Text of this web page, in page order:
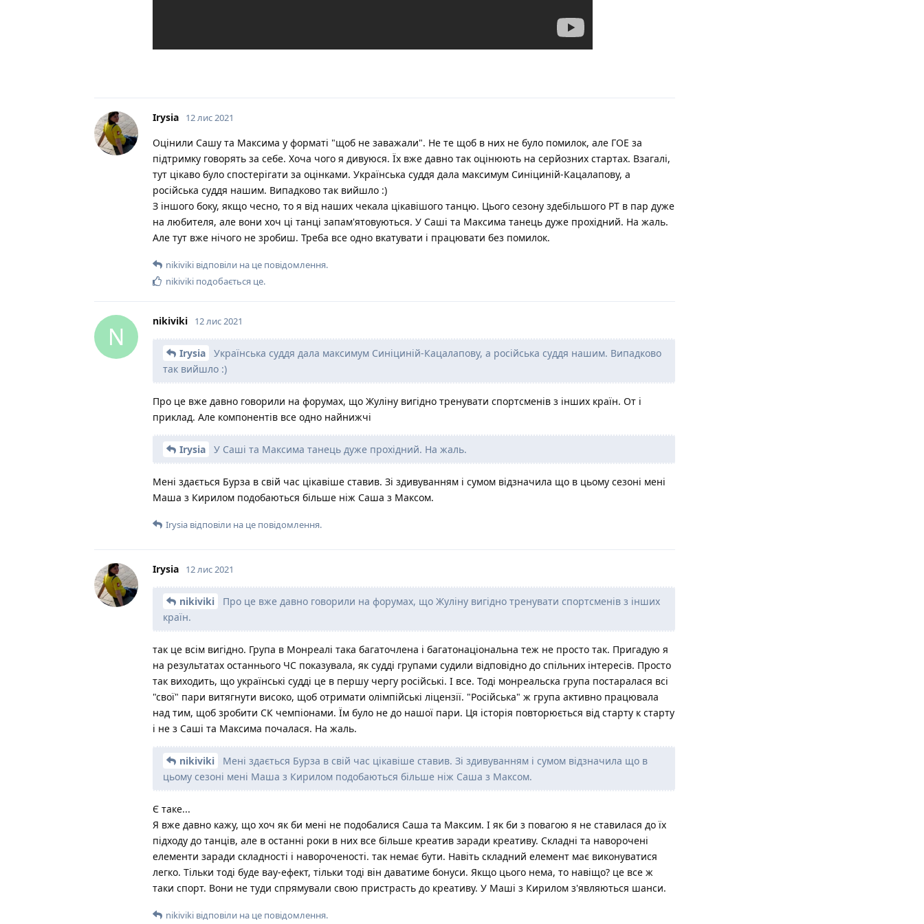
Irysia 12 лис 2021
Оцінили Сашу та Максима у форматі "щоб не заважали". Не те щоб в них не було помилок, але ГОЕ за
підтримку говорять за себе. Хоча чого я дивуюся. Їх вже давно так оцінюють на серйозних стартах. Взагалі,
тут цікаво було спостерігати за оцінками. Українська суддя дала максимум Синіциній-Кацалапову, а
російська суддя нашим. Випадково так вийшло :)
З іншого боку, якщо чесно, то я від наших чекала цікавішого танцю. Цього сезону здебільшого РТ в пар дуже
на любителя, але вони хоч ці танці запам'ятовуються. У Саші та Максима танець дуже прохідний. На жаль.
Але тут вже нічого не зробиш. Треба все одно вкатувати і працювати без помилок.
nikiviki відповіли на це повідомлення.
nikiviki подобається це.
N
nikiviki 12 лис 2021
Irysia
Українська суддя дала максимум Синіциній-Кацалапову, а російська суддя нашим. Випадково
так вийшло :)
Про це вже давно говорили на форумах, що Жуліну вигідно тренувати спортсменів з інших країн. От і
приклад. Але компонентів все одно найнижчі
Irysia У Саші та Максима танець дуже прохідний. На жаль.
Мені здається Бурза в свій час цікавіше ставив. Зі здивуванням і сумом відзначила що в цьому сезоні мені
Маша з Кирилом подобаються більше ніж Саша з Максом.
Irysia відповіли на це повідомлення.
Irysia 12 лис 2021
nikiviki
Про це вже давно говорили на форумах, що Жуліну вигідно тренувати спортсменів з інших
країн.
так це всім вигідно. Група в Монреалі така багаточлена і багатонаціональна теж не просто так. Пригадую я
на результатах останнього ЧС показувала, як судді групами судили відповідно до спільних інтересів. Просто
так виходить, що українські судді це в першу чергу російські. І все. Тоді монреальска група постаралася всі
"свої" пари витягнути високо, щоб отримати олімпійські ліцензії. "Російська" ж група активно працювала
над тим, щоб зробити СК чемпіонами. Їм було не до нашої пари. Ця історія повторюється від старту к старту
і не з Саші та Максима почалася. На жаль.
nikiviki
Мені здається Бурза в свій час цікавіше ставив. Зі здивуванням і сумом відзначила що в
цьому сезоні мені Маша з Кирилом подобаються більше ніж Саша з Максом.
Є таке...
Я вже давно кажу, що хоч як би мені не подобалися Саша та Максим. І як би з повагою я не ставилася до їх
підходу до танців, але в останні роки в них все більше креатив заради креативу. Складні та наворочені
елементи заради складності і навороченості. так немає бути. Навіть складний елемент має виконуватися
легко. Тільки тоді буде вау-ефект, тільки тоді він даватиме бонуси. Якщо цього нема, то навіщо? це все ж
таки спорт. Вони не туди спрямували свою пристрасть до креативу. У Маші з Кирилом з'являються шанси.
nikiviki відповіли на це повідомлення.